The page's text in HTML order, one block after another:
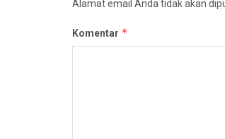
Alamat email Anda tidak akan
Komentar *